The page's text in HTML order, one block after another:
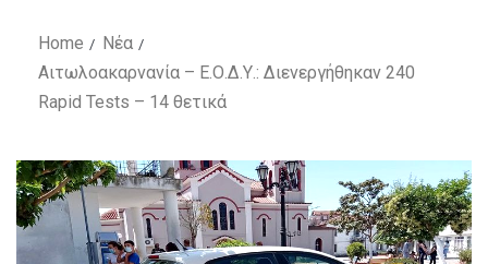
Home
Νέα
Αιτωλοακαρνανία – Ε.Ο.Δ.Υ.: Διενεργήθηκαν 240
Rapid Tests – 14 θετικά